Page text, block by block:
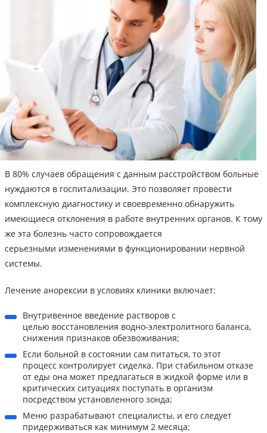
В 80% случаев обращения с данным расстройством больные
нуждаются в госпитализации. Это позволяет провести
комплексную диагностику и своевременно обнаружить
имеющиеся отклонения в работе внутренних органов. К тому
же эта болезнь часто сопровождается
серьезными изменениями в функционировании нервной
системы.
Лечение анорексии в условиях клиники включает:
Внутривенное введение растворов с
целью восстановления водно-электролитного баланса,
снижения признаков обезвоживания;
Если больной в состоянии сам питаться, то этот
процесс контролирует сиделка. При стабильном отказе
от еды она может предлагаться в жидкой форме или в
критических ситуациях поступать в организм
посредством установленного зонда;
Меню разрабатывают специалисты, и его следует
придерживаться как минимум 2 месяца;